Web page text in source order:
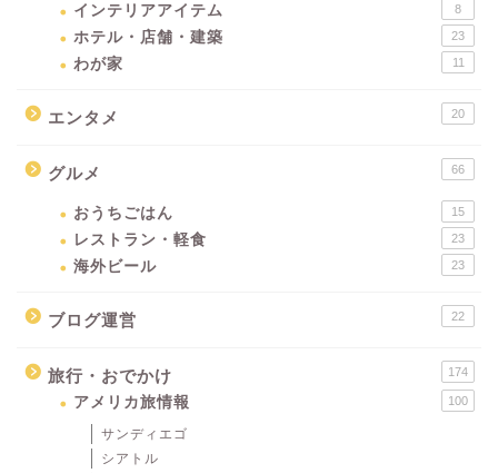
インテリアアイテム 8
ホテル・店舗・建築 23
わが家 11
エンタメ 20
グルメ 66
おうちごはん 15
レストラン・軽食 23
海外ビール 23
ブログ運営 22
旅行・おでかけ 174
アメリカ旅情報 100
サンディエゴ
シアトル